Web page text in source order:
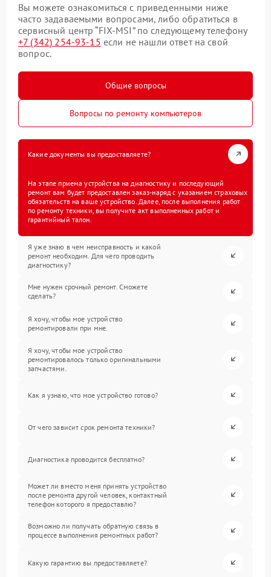
Вы можете ознакомиться с приведенными ниже
часто задаваемыми вопросами, либо обратиться в
сервисный центр “FIX-MSI” по следующему телефону
+7 (342) 254-93-15 если не нашли ответ на свой
вопрос.
Общие вопросы
Вопросы по ремонту компьютеров
Какие документы вы предоставляете?
На этапе приема устройства на диагностику и последующий
ремонт вам будет предоставлен заказ-наряд с указанием страховых
обязательств на ваше устройство. Далее, после выполнения работ
по ремонту техники, вы получите акт выполненных работ и
гарантийный талон.
Я уже знаю в чем неисправность и какой
ремонт необходим. Для чего проводить
диагностику?
Мне нужен срочный ремонт. Сможете
сделать?
Я хочу, чтобы мое устройство
ремонтировали при мне.
Я хочу, чтобы мое устройство
ремонтировалось только оригинальными
запчастями.
Как я узнаю, что мое устройство готово?
От чего зависит срок ремонта техники?
Диагностика проводится бесплатно?
Может ли вместо меня принять устройство
после ремонта другой человек, контактный
телефон которого я предоставлю?
Возможно ли получать обратную связь в
процессе выполнения ремонтных работ?
Какую гарантию вы предоставляете?